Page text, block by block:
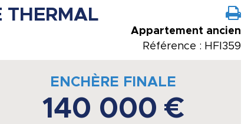
THERMAL
Appartement ancien
Référence : HFI359
ENCHÈRE FINALE
140 000 €